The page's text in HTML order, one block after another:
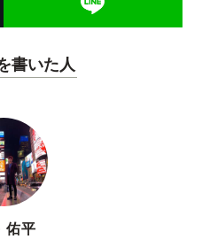
書いた人
佑平